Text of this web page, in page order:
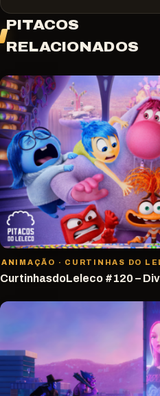
PITACOS
RELACIONADOS
ANIMAÇÃO · CURTINHAS DO
CurtinhasdoLeleco #120 –